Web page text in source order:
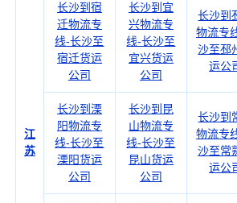
江
苏
长沙到宿
迁物流专
线-长沙至
宿迁货运
公司
长沙到宜
兴物流专
线-长沙至
宜兴货运
公司
长沙到
物流专
沙至邳
运公
长沙到溧
阳物流专
线-长沙至
溧阳货运
公司
长沙到昆
山物流专
线-长沙至
昆山货运
公司
长沙到
物流专
沙至常
运公